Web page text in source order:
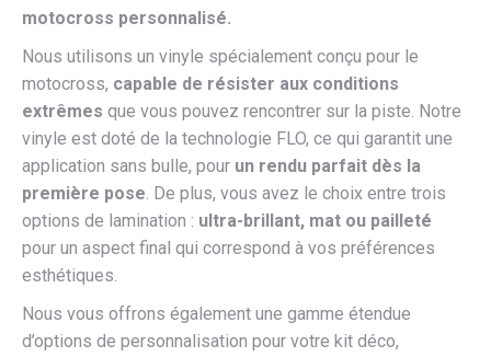
motocross personnalisé.
Nous utilisons un vinyle spécialement conçu pour le
motocross, capable de résister aux conditions
extrêmes que vous pouvez rencontrer sur la piste. Notre
vinyle est doté de la technologie FLO, ce qui garantit une
application sans bulle, pour un rendu parfait dès la
première pose. De plus, vous avez le choix entre trois
options de lamination : ultra-brillant, mat ou pailleté
pour un aspect final qui correspond à vos préférences
esthétiques.
Nous vous offrons également une gamme étendue
d’options de personnalisation pour votre kit déco,